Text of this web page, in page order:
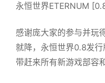
永恒世界ETERNUM
感谢庞大家的参与并玩
就降，永恒世界0.8发行
带赶来所有新游戏部容